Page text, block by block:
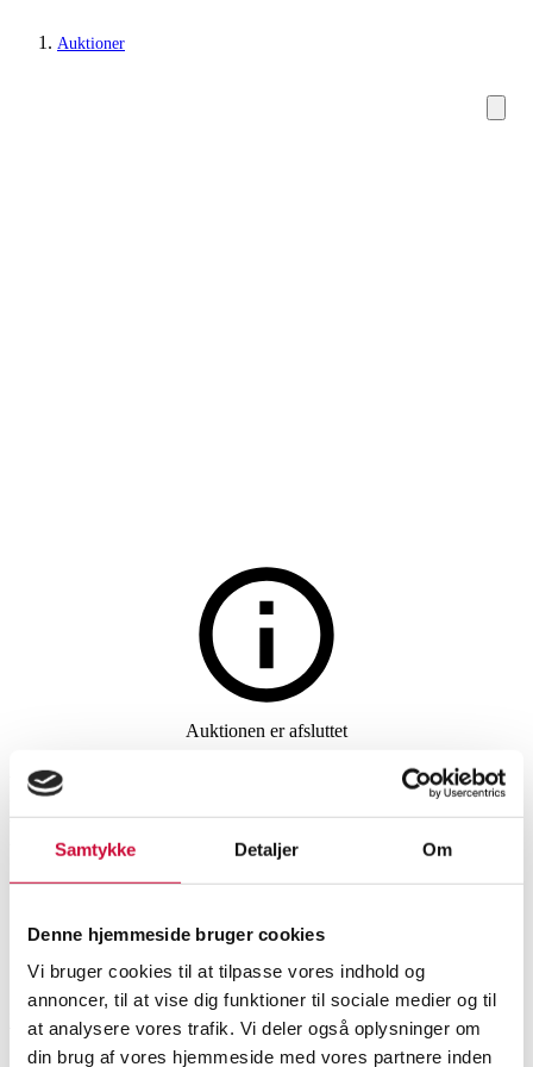
Samtykke Detaljer Om
Denne hjemmeside bruger cookies
Vi bruger cookies til at tilpasse vores indhold og
annoncer, til at vise dig funktioner til sociale medier og til
at analysere vores trafik. Vi deler også oplysninger om
din brug af vores hjemmeside med vores partnere inden
Auktioner
Dameure
Auktionen er afsluttet
Rolex Oyster Perpetual
Datejust damearmbåndsur, 18
kt. guld og stål
Roskilde 40.000 6546550